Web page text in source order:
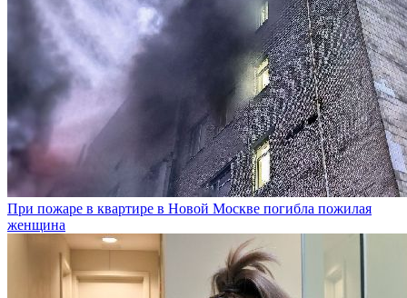
При пожаре в квартире в Новой Москве погибла пожилая
женщина